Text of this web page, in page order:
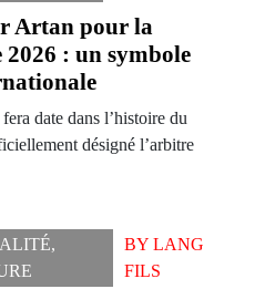
Artan pour la
2026 : un symbole
date dans l’histoire du
désigné l’arbitre
,
BY LANG
FILS